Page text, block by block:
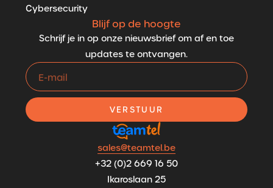
Cybersecurity
Blijf op de hoogte
Schrijf je in op onze nieuwsbrief om af en toe
updates te ontvangen.
VERSTUUR
sales@teamtel.be
+32 (0)2 669 16 50
Ikaroslaan 25